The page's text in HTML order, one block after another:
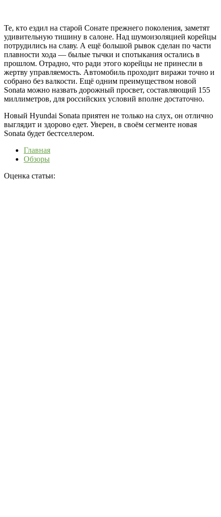
Те, кто ездил на старой Сонате прежнего поколения, заметят
удивительную тишину в салоне. Над шумоизоляцией корейцы
потрудились на славу. А ещё большой рывок сделан по части
плавности хода — былые тычки и спотыкания остались в
прошлом. Отрадно, что ради этого корейцы не принесли в
жертву управляемость. Автомобиль проходит виражи точно и
собрано без валкости. Ещё одним преимуществом новой
Sonata можно назвать дорожный просвет, составляющий 155
миллиметров, для российских условий вполне достаточно.
Новый Hyundai Sonata приятен не только на слух, он отлично
выглядит и здорово едет. Уверен, в своём сегменте новая
Sonata будет бестселлером.
Главная
Обзоры
Оценка статьи: